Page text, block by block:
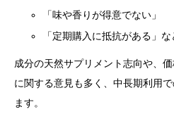
「味や香りが得意でない」
「定期購入に抵抗がある」な
成分の天然サプリメント志向や、
に関する意見も多く、中長期利用
ます。